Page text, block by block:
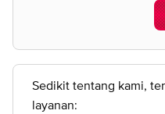
Sedikit tentang kami,
layanan: